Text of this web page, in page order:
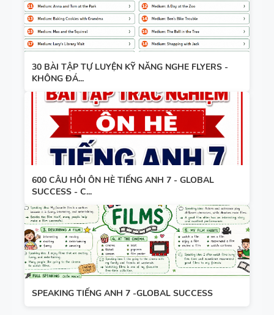
30 BÀI TẬP TỰ LUYỆN KỸ NĂNG NGHE FLYERS -
KHÔNG ĐÁ...
600 CÂU HỎI ÔN HÈ TIẾNG ANH 7 - GLOBAL
SUCCESS - C...
SPEAKING TIẾNG ANH 7 -GLOBAL SUCCESS